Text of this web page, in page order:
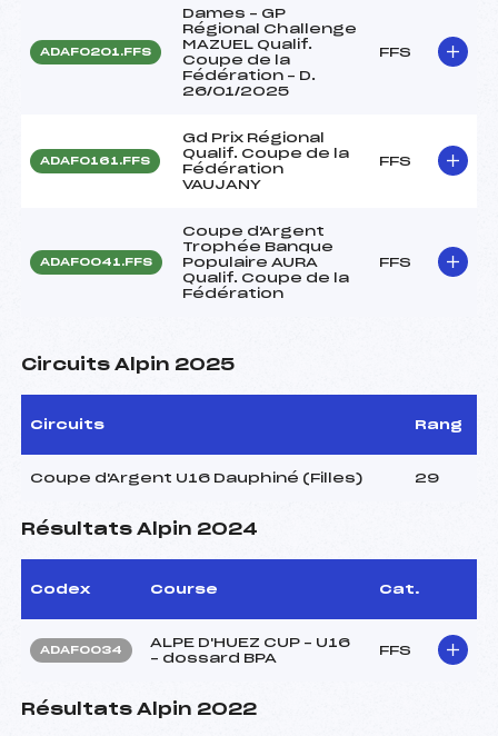
ADAF0201.FFS
Dames – GP
Régional Challenge
MAZUEL Qualif.
Coupe de la
Fédération – D.
26/01/2025
FFS
ADAF0161.FFS
Gd Prix Régional
Qualif. Coupe de la
Fédération
VAUJANY
FFS
ADAF0041.FFS
Coupe d'Argent
Trophée Banque
Populaire AURA
Qualif. Coupe de la
Fédération
FFS
Circuits Alpin 2025
Circuits Rang
Coupe d'Argent U16 Dauphiné (Filles) 29
Résultats Alpin 2024
Codex Course Cat.
ADAF0034
ALPE D'HUEZ CUP – U16
– dossard BPA
FFS
Résultats Alpin 2022